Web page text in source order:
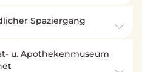
Spaziergang
u. Apothekenmuseum